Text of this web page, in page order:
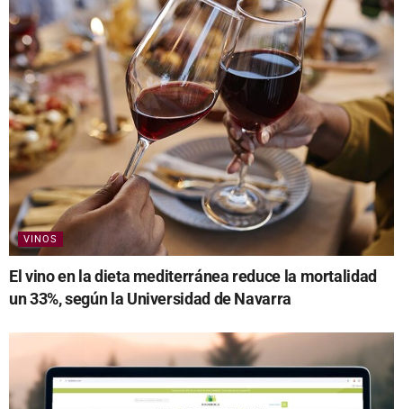
VINOS
El vino en la dieta mediterránea reduce la mortalidad
un 33%, según la Universidad de Navarra